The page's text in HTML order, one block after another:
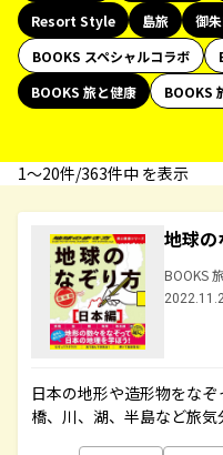
Resort Style
島旅 御
BOOKS スペシャルコラボ
BOOKS 旅と健康
BOOKS
1〜20件/363件中 を表示
地球
BOOKS
日本の地形や造形物をな
橋、川、湖、半島など旅気